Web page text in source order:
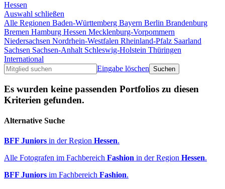
Hessen
Auswahl schließen
Alle Regionen Baden-Württemberg Bayern Berlin Brandenburg
Bremen Hamburg Hessen Mecklenburg-Vorpommern
Niedersachsen Nordrhein-Westfalen Rheinland-Pfalz Saarland
Sachsen Sachsen-Anhalt Schleswig-Holstein Thüringen
International
Eingabe löschen
Es wurden keine passenden Portfolios zu diesen
Kriterien gefunden.
Alternative Suche
BFF Juniors in der Region Hessen.
Alle Fotografen im Fachbereich Fashion in der Region Hessen.
BFF Juniors im Fachbereich Fashion.